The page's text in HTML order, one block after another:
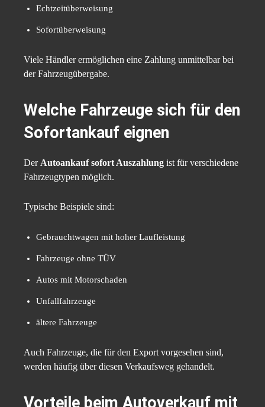
Echtzeitüberweisung
Sofortüberweisung
Viele Händler ermöglichen eine Zahlung unmittelbar bei
der Fahrzeugübergabe.
Welche Fahrzeuge sich für den
Sofortankauf eignen
DerAutoankauf sofort Auszahlung ist für verschiedene
Fahrzeugtypen möglich.
Typische Beispiele sind:
Gebrauchtwagen mit hoher Laufleistung
Fahrzeuge ohne TÜV
Autos mit Motorschaden
Unfallfahrzeuge
ältere Fahrzeuge
Auch Fahrzeuge, die für den Export vorgesehen sind,
werden häufig über diesen Verkaufsweg gehandelt.
Vorteile beim Autoverkauf mit